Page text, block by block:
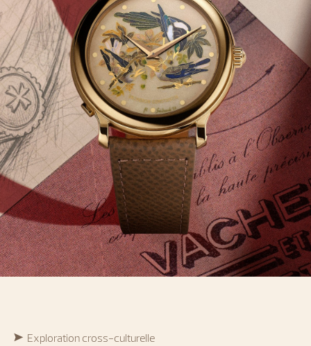
Exploration cross-culturelle